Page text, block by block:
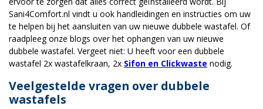
Sani4Comfort.nl vindt u ook handleidingen en instructies om uw
te helpen bij het aansluiten van uw nieuwe dubbele wastafel. Of
raadpleeg onze blogs over het ophangen van uw nieuwe
dubbele wastafel. Vergeet niet: U heeft voor een dubbele
wastafel 2x wastafelkraan, 2x Sifon en Clickwaste nodig.
Veelgestelde vragen over dubbele
wastafels